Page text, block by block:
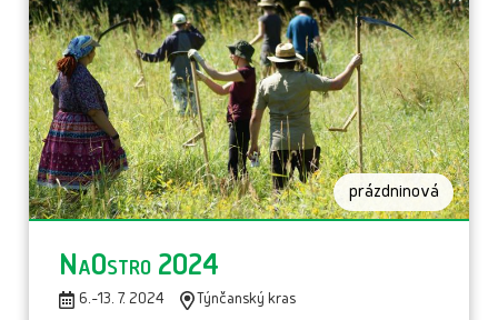
prázdninová
NaOstro 2024
6.-13. 7. 2024 Týnčanský kras